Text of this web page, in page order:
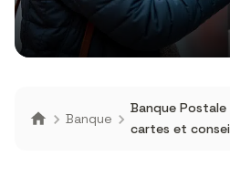
Banque
Banque
cartes et